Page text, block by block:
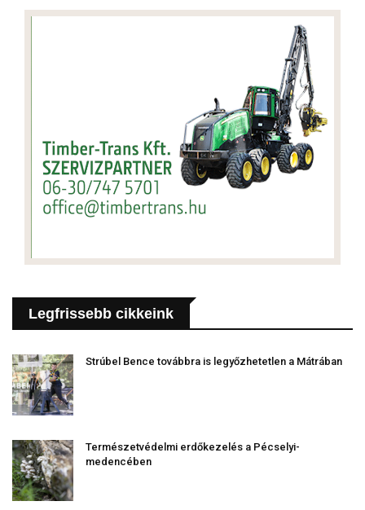
Legfrissebb cikkeink
Strúbel Bence továbbra is legyőzhetetlen a Mátrában
Természetvédelmi erdőkezelés a Pécselyi-
medencében